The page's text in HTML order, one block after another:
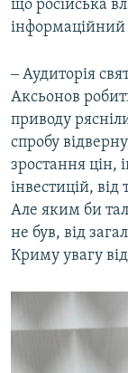
що російська
‒ Аудиторія
Аксьонов
приводу
спробу
зростання цін,
інвестицій,
Але яким би
не був, від
Криму увагу